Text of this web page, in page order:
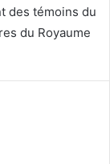
des témoins du
du Royaume